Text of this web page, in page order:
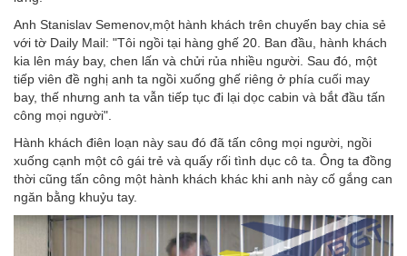
Anh Stanislav Semenov,một hành khách trên chuyến bay chia sẻ
với tờ Daily Mail: "Tôi ngồi tại hàng ghế 20. Ban đầu, hành khách
kia lên máy bay, chen lấn và chửi rủa nhiều người. Sau đó, một
tiếp viên đề nghị anh ta ngồi xuống ghế riêng ở phía cuối may
bay, thế nhưng anh ta vẫn tiếp tục đi lại dọc cabin và bắt đầu tấn
công mọi người".
Hành khách điên loạn này sau đó đã tấn công mọi người, ngồi
xuống cạnh một cô gái trẻ và quấy rối tình dục cô ta. Ông ta đồng
thời cũng tấn công một hành khách khác khi anh này cố gắng can
ngăn bằng khuỷu tay.